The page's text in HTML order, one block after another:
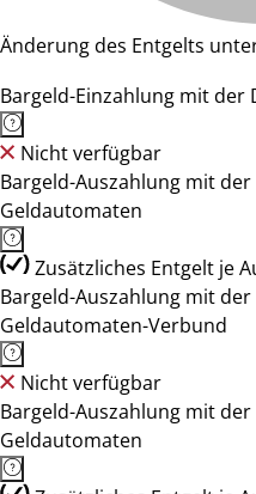
Änderung des Entgelts
Bargeld-Einzahlung mit der
Nicht verfügbar
Bargeld-Auszahlung mit
Geldautomaten
Zusätzliches Entgelt je
Bargeld-Auszahlung mit
Geldautomaten-Verbund
Nicht verfügbar
Bargeld-Auszahlung mit
Geldautomaten